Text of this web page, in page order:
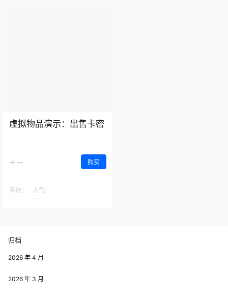
虚拟物品演示：出售卡密
￥ -- 购买
库存：
--
人气：
--
归档
2026 年 4 月
2026 年 3 月